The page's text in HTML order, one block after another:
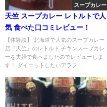
スープカレー
天竺 スープカレー レトルトで人
気 食べた口コミレビュー！
【体験談】 北海道で人気のスープカレー
店『天竺』のレトルト チキンスープカレ
ーを夫婦で食べましたのでレビューしま
す！ ダイエットしたいアラフ...